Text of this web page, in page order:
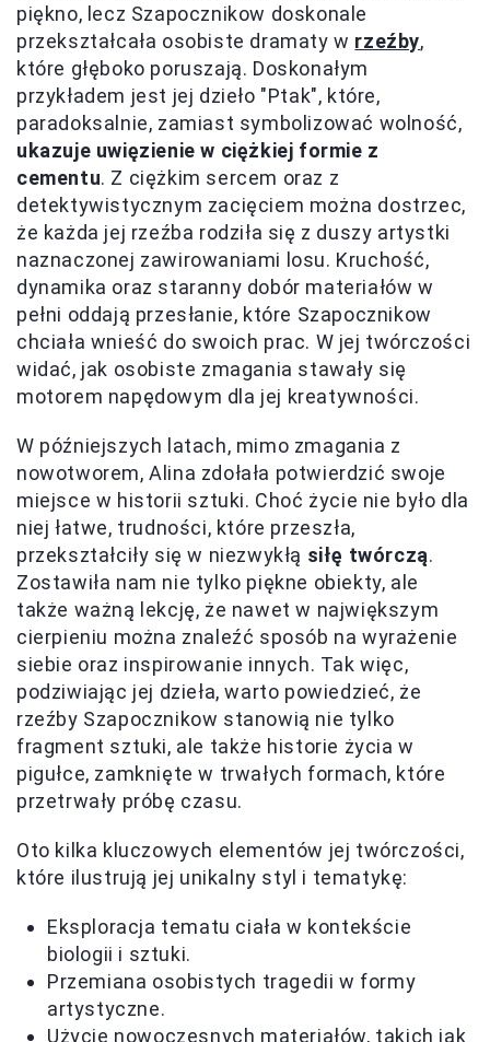
piękno, lecz Szapocznikow doskonale
przekształcała osobiste dramaty w rzeźby,
które głęboko poruszają. Doskonałym
przykładem jest jej dzieło "Ptak", które,
paradoksalnie, zamiast symbolizować wolność,
ukazuje uwięzienie w ciężkiej formie z
cementu. Z ciężkim sercem oraz z
detektywistycznym zacięciem można dostrzec,
że każda jej rzeźba rodziła się z duszy artystki
naznaczonej zawirowaniami losu. Kruchość,
dynamika oraz staranny dobór materiałów w
pełni oddają przesłanie, które Szapocznikow
chciała wnieść do swoich prac. W jej twórczości
widać, jak osobiste zmagania stawały się
motorem napędowym dla jej kreatywności.
W późniejszych latach, mimo zmagania z
nowotworem, Alina zdołała potwierdzić swoje
miejsce w historii sztuki. Choć życie nie było dla
niej łatwe, trudności, które przeszła,
przekształciły się w niezwykłą siłę twórczą.
Zostawiła nam nie tylko piękne obiekty, ale
także ważną lekcję, że nawet w największym
cierpieniu można znaleźć sposób na wyrażenie
siebie oraz inspirowanie innych. Tak więc,
podziwiając jej dzieła, warto powiedzieć, że
rzeźby Szapocznikow stanowią nie tylko
fragment sztuki, ale także historie życia w
pigułce, zamknięte w trwałych formach, które
przetrwały próbę czasu.
Oto kilka kluczowych elementów jej twórczości,
które ilustrują jej unikalny styl i tematykę:
Eksploracja tematu ciała w kontekście
biologii i sztuki.
Przemiana osobistych tragedii w formy
artystyczne.
Użycie nowoczesnych materiałów, takich jak